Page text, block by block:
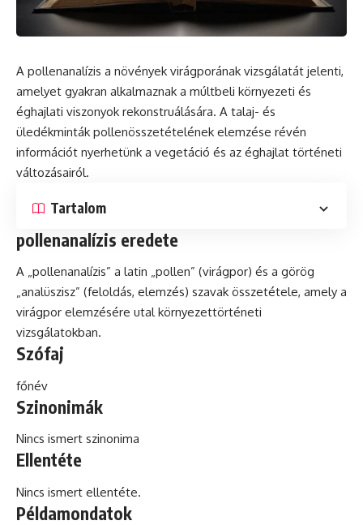
A pollenanalízis a növények virágporának vizsgálatát jelenti,
amelyet gyakran alkalmaznak a múltbeli környezeti és
éghajlati viszonyok rekonstruálására. A talaj- és
üledékminták pollenösszetételének elemzése révén
információt nyerhetünk a vegetáció és az éghajlat történeti
változásairól.
Tartalom
pollenanalízis eredete
A „pollenanalízis” a latin „pollen” (virágpor) és a görög
„analüszisz” (feloldás, elemzés) szavak összetétele, amely a
virágpor elemzésére utal környezettörténeti
vizsgálatokban.
Szófaj
főnév
Szinonimák
Nincs ismert szinonima
Ellentéte
Nincs ismert ellentéte.
Példamondatok